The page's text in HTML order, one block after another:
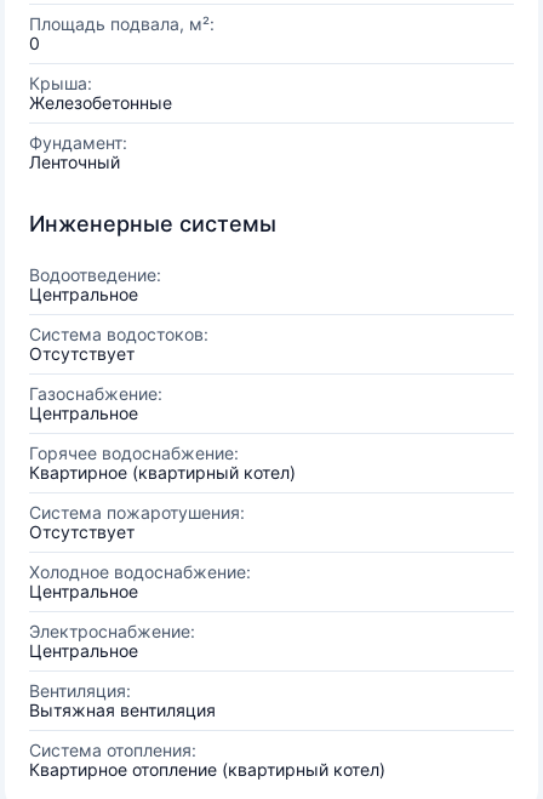
Площадь подвала, м²:
0
Крыша:
Железобетонные
Фундамент:
Ленточный
Инженерные системы
Водоотведение:
Центральное
Система водостоков:
Отсутствует
Газоснабжение:
Центральное
Горячее водоснабжение:
Квартирное (квартирный котел)
Система пожаротушения:
Отсутствует
Холодное водоснабжение:
Центральное
Электроснабжение:
Центральное
Вентиляция:
Вытяжная вентиляция
Система отопления:
Квартирное отопление (квартирный котел)